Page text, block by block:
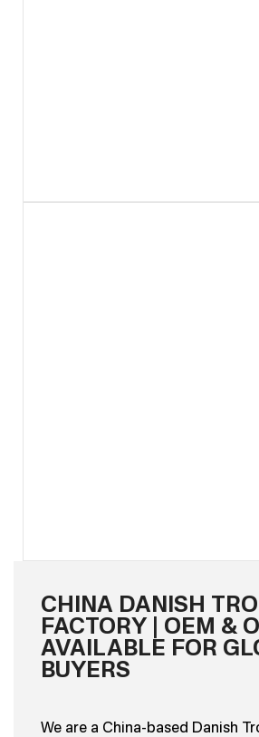
CHINA DANISH
FACTORY | OEM &
AVAILABLE FOR
BUYERS
We are a China-based Danish